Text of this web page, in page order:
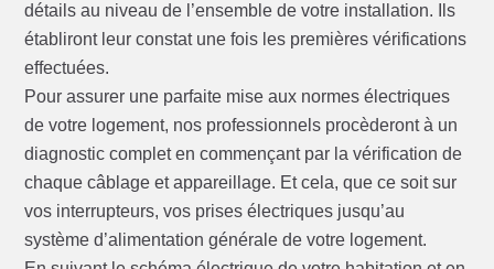
détails au niveau de l’ensemble de votre installation. Ils
établiront leur constat une fois les premières vérifications
effectuées.
Pour assurer une parfaite mise aux normes électriques
de votre logement, nos professionnels procèderont à un
diagnostic complet en commençant par la vérification de
chaque câblage et appareillage. Et cela, que ce soit sur
vos interrupteurs, vos prises électriques jusqu’au
système d’alimentation générale de votre logement.